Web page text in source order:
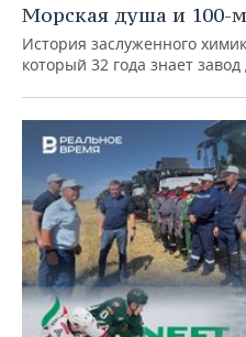
Морская душа и 100-
История заслуженного
который 32 года знает